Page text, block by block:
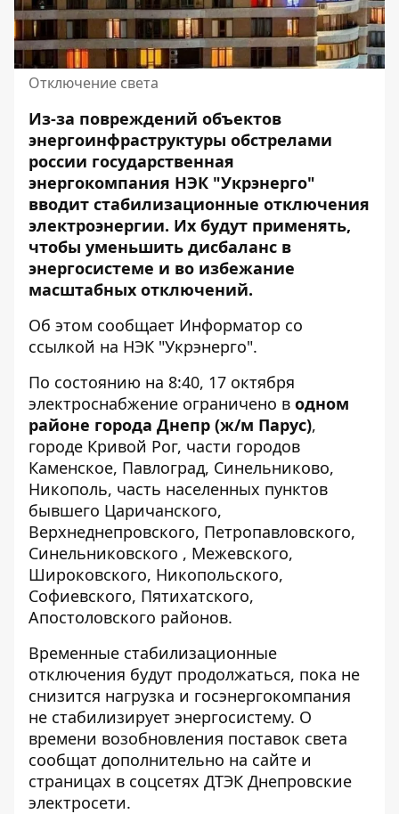
Отключение света
Из-за повреждений объектов
энергоинфраструктуры обстрелами
россии государственная
энергокомпания НЭК "Укрэнерго"
вводит стабилизационные отключения
электроэнергии. Их будут применять,
чтобы уменьшить дисбаланс в
энергосистеме и во избежание
масштабных отключений.
Об этом сообщает Информатор со
ссылкой на НЭК "Укрэнерго".
По состоянию на 8:40, 17 октября
электроснабжение ограничено в одном
районе города Днепр (ж/м Парус),
городе Кривой Рог, части городов
Каменское, Павлоград, Синельниково,
Никополь, часть населенных пунктов
бывшего Царичанского,
Верхнеднепровского, Петропавловского,
Синельниковского , Межевского,
Широковского, Никопольского,
Софиевского, Пятихатского,
Апостоловского районов.
Временные стабилизационные
отключения будут продолжаться, пока не
снизится нагрузка и госэнергокомпания
не стабилизирует энергосистему. О
времени возобновления поставок света
сообщат дополнительно на сайте и
страницах в соцсетях ДТЭК Днепровские
электросети.